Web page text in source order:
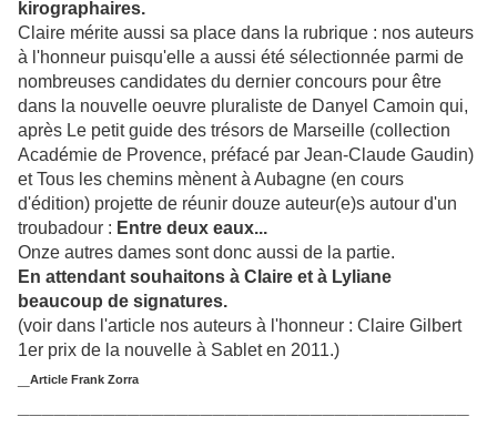
kirographaires.
Claire mérite aussi sa place dans la rubrique : nos auteurs
à l'honneur puisqu'elle a aussi été sélectionnée parmi de
nombreuses candidates du dernier concours pour être
dans la nouvelle oeuvre pluraliste de Danyel Camoin qui,
après Le petit guide des trésors de Marseille (collection
Académie de Provence, préfacé par Jean-Claude Gaudin)
et Tous les chemins mènent à Aubagne (en cours
d'édition) projette de réunir douze auteur(e)s autour d'un
troubadour : Entre deux eaux...
Onze autres dames sont donc aussi de la partie.
En attendant souhaitons à Claire et à Lyliane
beaucoup de signatures.
(voir dans l'article nos auteurs à l'honneur : Claire Gilbert
1er prix de la nouvelle à Sablet en 2011.)
Article Frank Zorra